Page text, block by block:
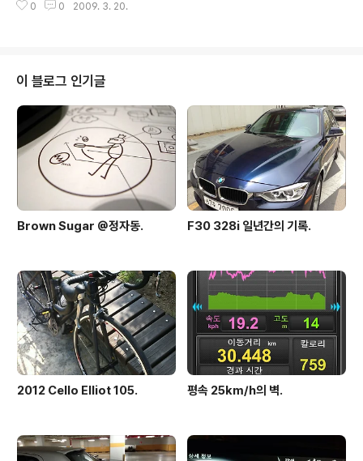
이름들이다. (고백하자면 난 저기서 내 이름 찾는걸 포기했
다) 박스를 깠다. 봉인된 박스를 까는 일은 그 내용물과 관
계없이 언제나 즐겁다 -_-)// 얼리어덥터 스티커가 보인다.
스티커 아래에는 최문규 얼리어덥터 사장의 친필 서명이
담긴 편지가 있다. rare item이 어쩌고 저쩌고....한다. 기
름종이에 싸인 얼리패드님, 등장. 세월 탓인지 바깥쪽 테두
리가..
0 0 2009. 3. 20.
이 블로그 인기글
Brown Sugar @정자동. F30 328i 일년간의 기록.
2012 Cello Elliot 105. 평속 25km/h의 벽.